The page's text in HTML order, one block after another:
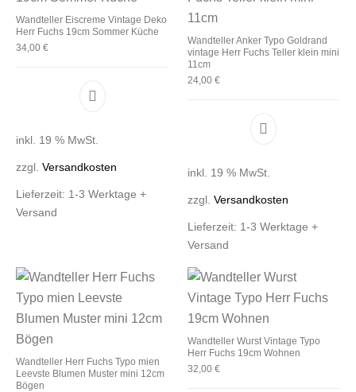
Wandteller Eiscreme Vintage Deko
Herr Fuchs 19cm Sommer Küche
34,00€
inkl. 19 % MwSt.
zzgl.Versandkosten
Lieferzeit: 1-3 Werktage +
Versand
Wandteller Anker Typo Goldrand
vintage Herr Fuchs Teller klein mini
11cm
24,00 €
inkl. 19 % MwSt.
zzgl. Versandkosten
Lieferzeit: 1-3 Werktage +
Versand
Wandteller Herr Fuchs Typo mien
Leevste Blumen Muster mini 12cm
Bögen
Wandteller Wurst Vintage Typo
Herr Fuchs 19cm Wohnen
32,00 €